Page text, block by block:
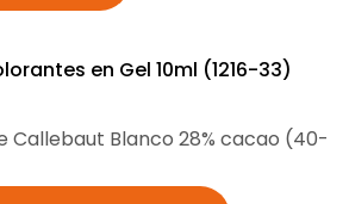
en Gel 10ml (1216-33)